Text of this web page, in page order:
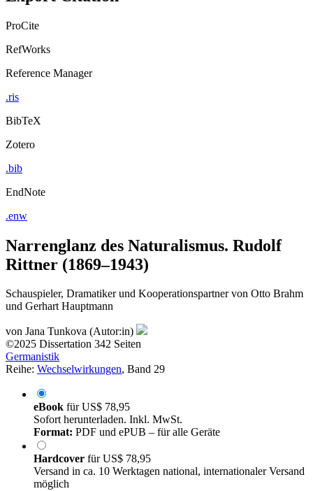
ProCite
RefWorks
Reference Manager
.ris
BibTeX
Zotero
.bib
EndNote
.enw
Narrenglanz des Naturalismus. Rudolf
Rittner (1869–1943)
Schauspieler, Dramatiker und Kooperationspartner von Otto Brahm
und Gerhart Hauptmann
von Jana Tunkova (Autor:in)
©2025 Dissertation 342 Seiten
Germanistik
Reihe: Wechselwirkungen, Band 29
eBook fürUS$ 78,95
Sofort herunterladen. Inkl. MwSt.
Format: PDF und ePUB – für alle Geräte
Hardcover fürUS$ 78,95
Versand in ca. 10 Werktagen national, internationaler Versand
möglich